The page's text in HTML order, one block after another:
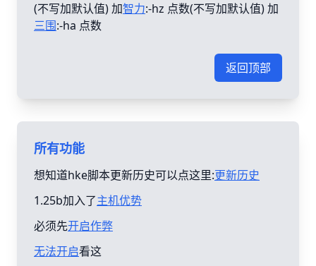
(不写加默认值) 加智力:-hz 点数(不写加默认值) 加
三围:-ha 点数
返回顶部
所有功能
想知道hke脚本更新历史可以点这里:更新历史
1.25b加入了主机优势
必须先开启作弊
无法开启看这